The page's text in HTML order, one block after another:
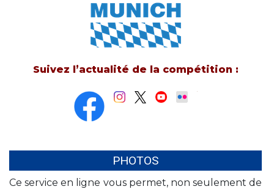
Suivez l’actualité de la compétition :
PHOTOS
Ce service en ligne vous permet, non seulement de